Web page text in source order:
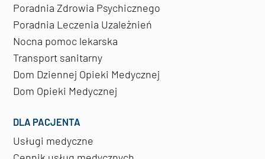
Poradnia Zdrowia Psychicznego
Poradnia Leczenia Uzależnień
Nocna pomoc lekarska
Transport sanitarny
Dom Dziennej Opieki Medycznej
Dom Opieki Medycznej
DLA PACJENTA
Usługi medyczne